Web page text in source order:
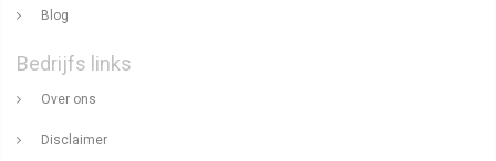
Blog
Bedrijfs links
Over ons
Disclaimer